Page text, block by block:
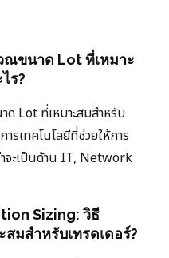
ณขนาด Lot ที่เหมาะ
ร?
Lot ที่เหมาะสมสำหรับ
รเทคโนโลยีที่ช่วยให้การ
จะเป็นด้าน IT, Network
Sizing: วิธี
มสำหรับเทรดเดอร์?